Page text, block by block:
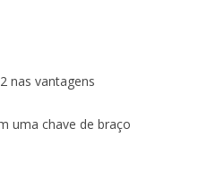
nas vantagens
uma chave de braço